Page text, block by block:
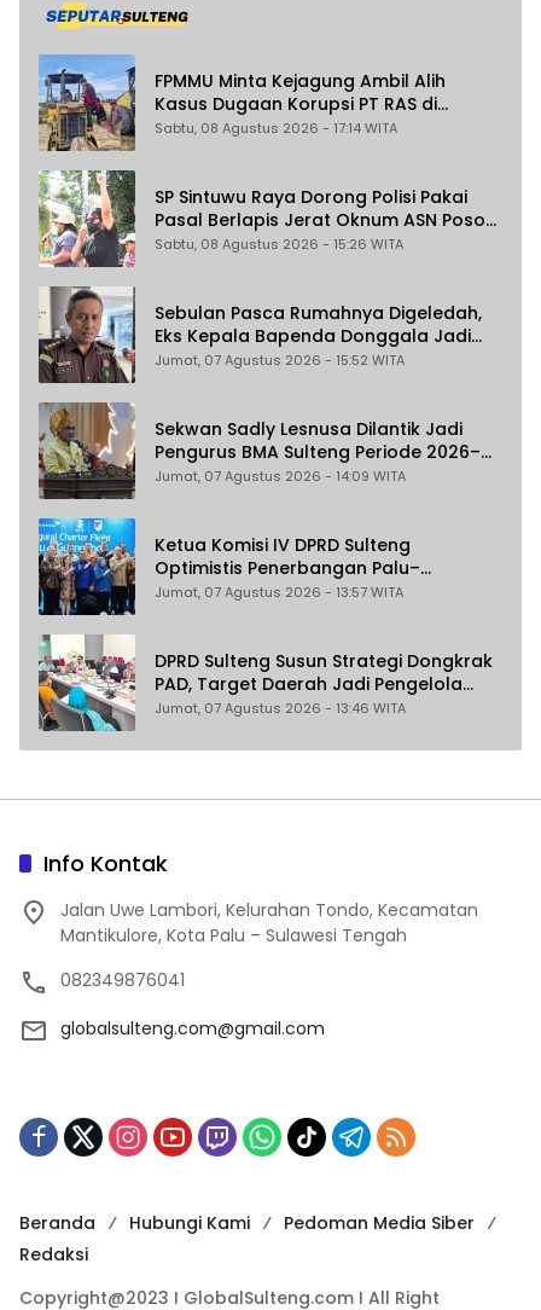
FPMMU Minta Kejagung Ambil Alih
Kasus Dugaan Korupsi PT RAS di
Morowali Utara
Sabtu, 08 Agustus 2026 - 17:14 WITA
SP Sintuwu Raya Dorong Polisi Pakai
Pasal Berlapis Jerat Oknum ASN Poso
Terlibat Dugaan Pelecehan Seksual
Sabtu, 08 Agustus 2026 - 15:26 WITA
Sebulan Pasca Rumahnya Digeledah,
Eks Kepala Bapenda Donggala Jadi
Tersangka Dugaan Korupsi
Jumat, 07 Agustus 2026 - 15:52 WITA
Sekwan Sadly Lesnusa Dilantik Jadi
Pengurus BMA Sulteng Periode 2026–
2031
Jumat, 07 Agustus 2026 - 14:09 WITA
Ketua Komisi IV DPRD Sulteng
Optimistis Penerbangan Palu–
Guangzhou Dongkrak Ekspor dan
Jumat, 07 Agustus 2026 - 13:57 WITA
DPRD Sulteng Susun Strategi Dongkrak
PAD, Target Daerah Jadi Pengelola
Sekaligus Penghasil
Jumat, 07 Agustus 2026 - 13:46 WITA
Info Kontak
Jalan Uwe Lambori, Kelurahan Tondo, Kecamatan
Mantikulore, Kota Palu – Sulawesi Tengah
082349876041
globalsulteng.com@gmail.com
Beranda Hubungi Kami
Pedoman Media Siber
Redaksi
Copyright@2023 I GlobalSulteng.com I All Right